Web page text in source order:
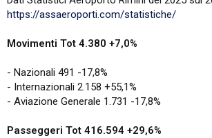
https://assaeroporti.com/statistiche/
Movimenti Tot 4.380 +7,0%
- Nazionali 491 -17,8%
- Internazionali 2.158 +55,1%
- Aviazione Generale 1.731 -17,8%
Passeggeri Tot 416.594 +29,6%